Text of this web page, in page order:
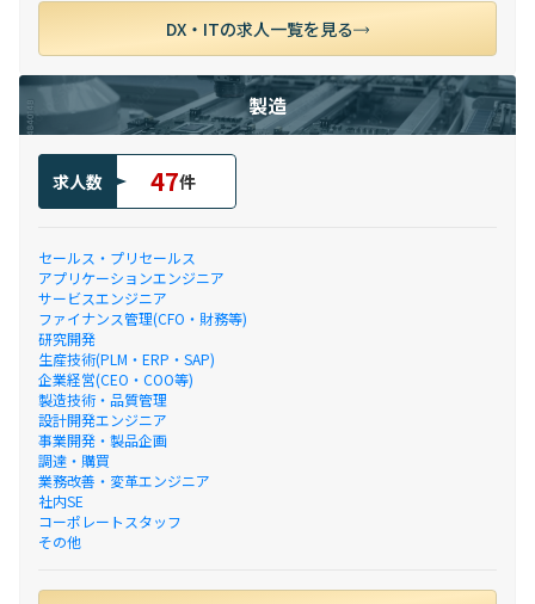
DX・ITの求人一覧を見る
製造
求人数 47件
セールス・プリセールス
アプリケーションエンジニア
サービスエンジニア
ファイナンス管理(CFO・財務等)
研究開発
生産技術(PLM・ERP・SAP)
企業経営(CEO・COO等)
製造技術・品質管理
設計開発エンジニア
事業開発・製品企画
調達・購買
業務改善・変革エンジニア
社内SE
コーポレートスタッフ
その他